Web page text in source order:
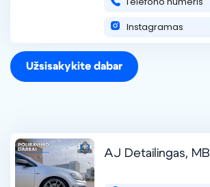
Instagramas
Užsisakykite dabar
AJ Detailingas, MB